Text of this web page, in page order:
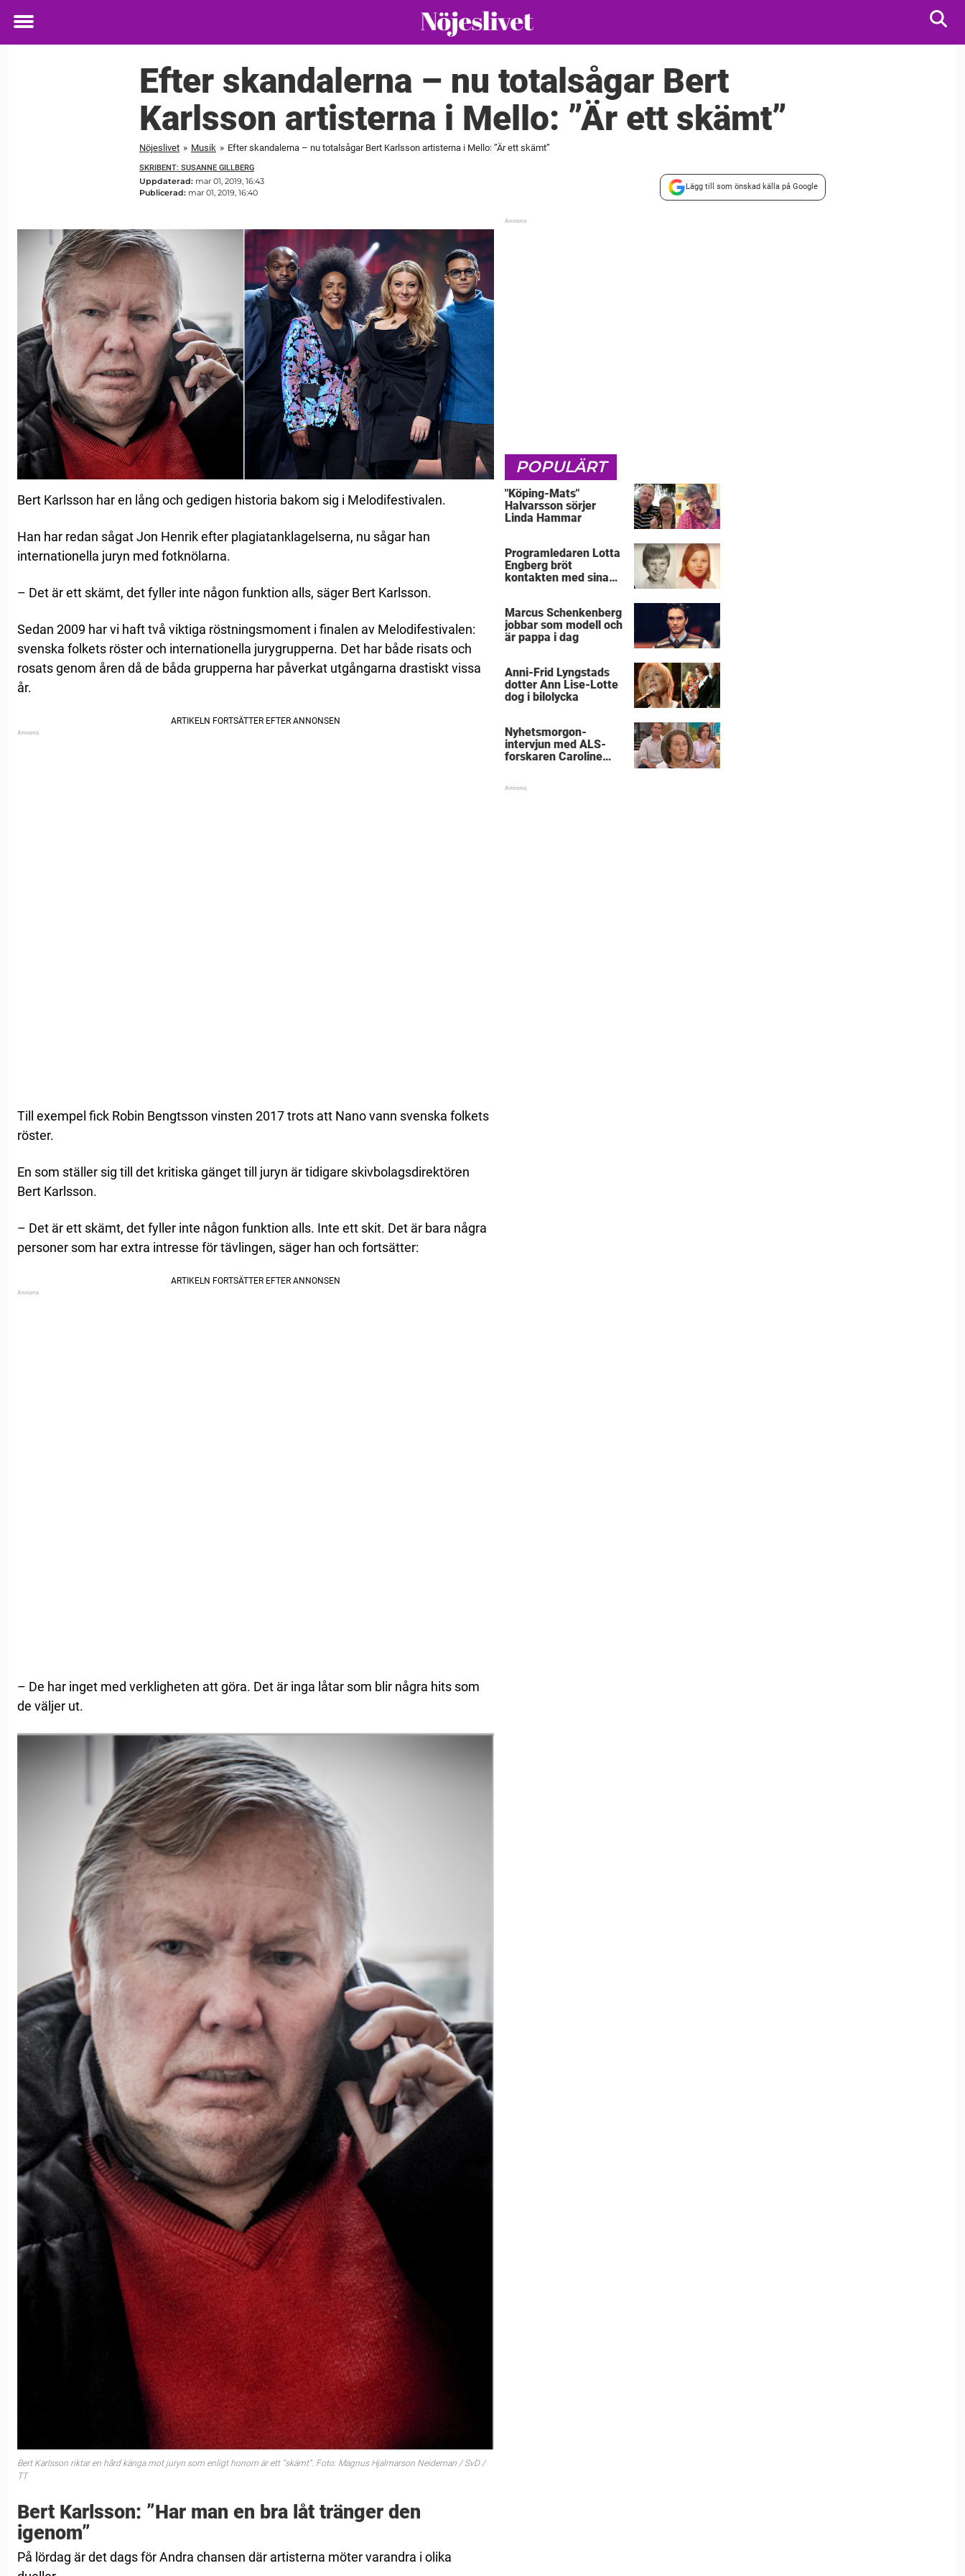
Toggle
Efter skandalerna – nu totalsågar Bert
Karlsson artisterna i Mello: ”Är ett skämt”
Nöjeslivet » Musik » Efter skandalerna – nu totalsågar Bert Karlsson artisterna i Mello: ”Är ett skämt”
SKRIBENT: SUSANNE GILLBERG
Uppdaterad: mar 01, 2019, 16:43
Publicerad: mar 01, 2019, 16:40
Lägg till som önskad källa på Google
Bert Karlsson har en lång och gedigen historia bakom sig i Melodifestivalen.
Han har redan sågat Jon Henrik efter plagiatanklagelserna, nu sågar han
internationella juryn med fotknölarna.
– Det är ett skämt, det fyller inte någon funktion alls, säger Bert Karlsson.
Sedan 2009 har vi haft två viktiga röstningsmoment i finalen av Melodifestivalen:
svenska folkets röster och internationella jurygrupperna. Det har både risats och
rosats genom åren då de båda grupperna har påverkat utgångarna drastiskt vissa
år.
Till exempel fick Robin Bengtsson vinsten 2017 trots att Nano vann svenska folkets
röster.
En som ställer sig till det kritiska gänget till juryn är tidigare skivbolagsdirektören
Bert Karlsson.
– Det är ett skämt, det fyller inte någon funktion alls. Inte ett skit. Det är bara några
personer som har extra intresse för tävlingen, säger han och fortsätter:
– De har inget med verkligheten att göra. Det är inga låtar som blir några hits som
de väljer ut.
Bert Karlsson riktar en hård känga mot juryn som enligt honom är ett ”skämt”. Foto: Magnus Hjalmarson Neideman / SvD /
TT
Bert Karlsson: ”Har man en bra låt tränger den
igenom”
På lördag är det dags för Andra chansen där artisterna möter varandra i olika
POPULÄRT
"Köping-Mats"
Halvarsson sörjer
Linda Hammar
Programledaren Lotta
Engberg bröt
kontakten med sina
Marcus Schenkenberg
jobbar som modell och
är pappa i dag
Anni-Frid Lyngstads
dotter Ann Lise-Lotte
dog i bilolycka
Nyhetsmorgon-
intervjun med ALS-
forskaren Caroline